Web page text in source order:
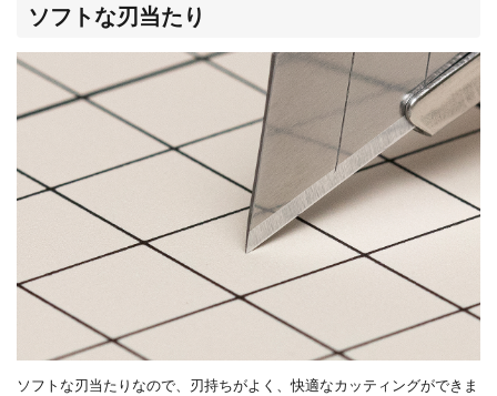
ソフトな刃当たり
ソフトな刃当たりなので、刃持ちがよく、快適なカッティングができま